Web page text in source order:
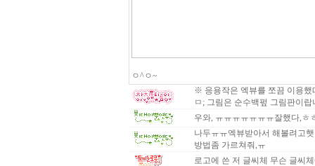
ㅇ^ㅇ~
※ 응용작은 엑뷰를 쪼끔 이용했
ㅁ; 그림은 순수백펖 그림판이랍
우와, ㅠㅠㅠㅠㅠㅠㅠ잘했다,ㅎ
나두ㅠㅠ엑뷰받아서 해볼려고
방법좀 가르쳐줘,ㅠ
로고에 쓴 저 글씨체 무슨 글씨체